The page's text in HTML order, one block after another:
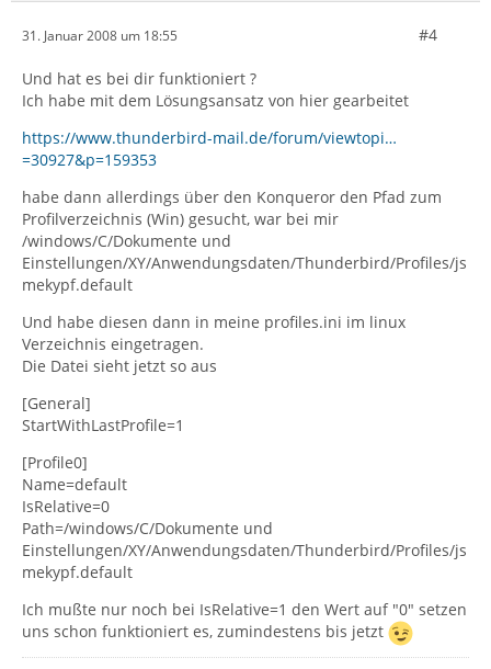
31. Januar 2008 um 18:55 #4
Und hat es bei dir funktioniert ?
Ich habe mit dem Lösungsansatz von hier gearbeitet
https://www.thunderbird-mail.de/forum/viewtopi…
=30927&p=159353
habe dann allerdings über den Konqueror den Pfad zum
Profilverzeichnis (Win) gesucht, war bei mir
/windows/C/Dokumente und
Einstellungen/XY/Anwendungsdaten/Thunderbird/Profiles/js
mekypf.default
Und habe diesen dann in meine profiles.ini im linux
Verzeichnis eingetragen.
Die Datei sieht jetzt so aus
[General]
StartWithLastProfile=1
[Profile0]
Name=default
IsRelative=0
Path=/windows/C/Dokumente und
Einstellungen/XY/Anwendungsdaten/Thunderbird/Profiles/js
mekypf.default
Ich mußte nur noch bei IsRelative=1 den Wert auf "0" setzen
uns schon funktioniert es, zumindestens bis jetzt